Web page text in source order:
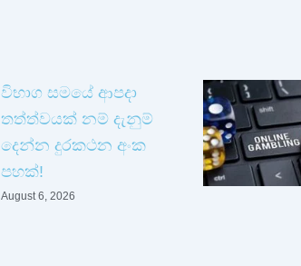
විභාග සමයේ ආපදා
තත්ත්වයක් නම් දැනුම්
දෙන්න දුරකථන අංක
පහක්!
August 6, 2026